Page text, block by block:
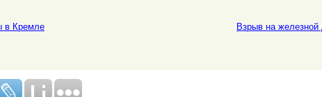
в Кремле Взрыв на железной